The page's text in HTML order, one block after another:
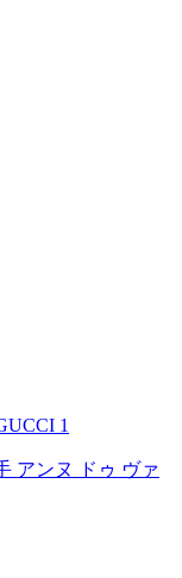
1
アンヌ ドゥ ヴァ